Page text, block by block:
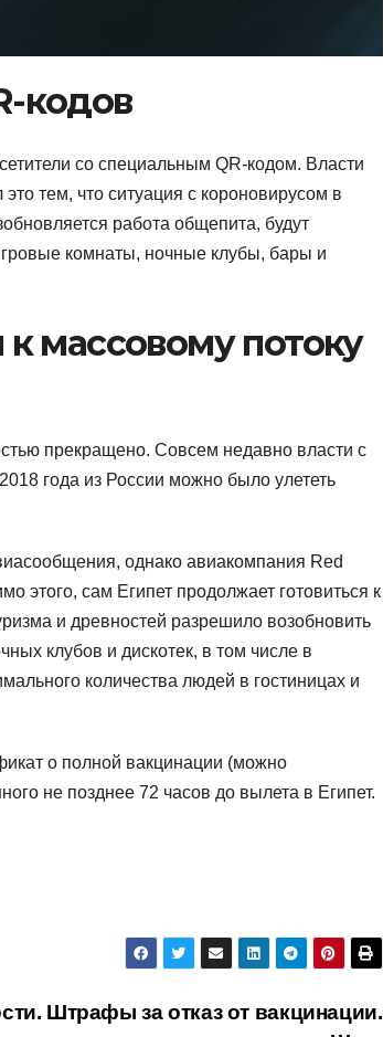
кодов
со специальным QR-кодом. Власти
тем, что ситуация с короновирусом в
работа общепита, будут
комнаты, ночные клубы, бары и
массовому потоку
прекращено. Совсем недавно власти с
года из России можно было улететь
однако авиакомпания Red
этого, сам Египет продолжает готовиться к
и древностей разрешило возобновить
клубов и дискотек, в том числе в
количества людей в гостиницах и
о полной вакцинации (можно
не позднее 72 часов до вылета в Египет.
Штрафы за отказ от вакцинации.